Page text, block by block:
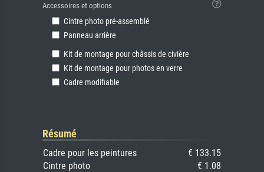
Accessoires et options
Cintre photo pré-assemblé
Panneau arrière
Kit de montage pour châssis de civière
Kit de montage pour photos en verre
Cadre modifiable
Résumé
Cadre pour les peintures
€ 133.15
Cintre photo
€ 1.08